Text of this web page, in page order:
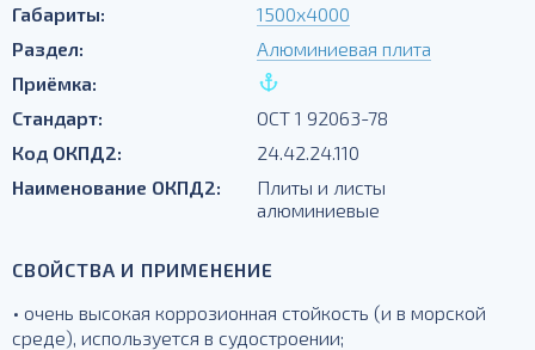
Габариты:
1500х4000
Раздел:
Алюминиевая плита
Приёмка:
Стандарт:
ОСТ 1 92063-78
Код ОКПД2:
24.42.24.110
Наименование ОКПД2:
Плиты и листы
алюминиевые
СВОЙСТВА И ПРИМЕНЕНИЕ
• очень высокая коррозионная стойкость (и в морской
среде), используется в судостроении;